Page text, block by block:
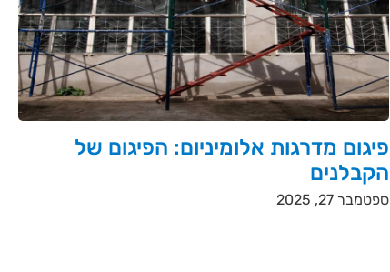
פיגום מדרגות אלומיניום: הפיגום של
הקבלנים
ספטמבר 27, 2025